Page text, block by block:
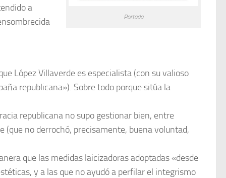
Portada
a
López Villaverde es especialista (con su valioso
republicana»). Sobre todo porque sitúa la
republicana no supo gestionar bien, entre
no derrochó, precisamente, buena voluntad,
que las medidas laicizadoras adoptadas «desde
y a las que no ayudó a perfilar el integrismo